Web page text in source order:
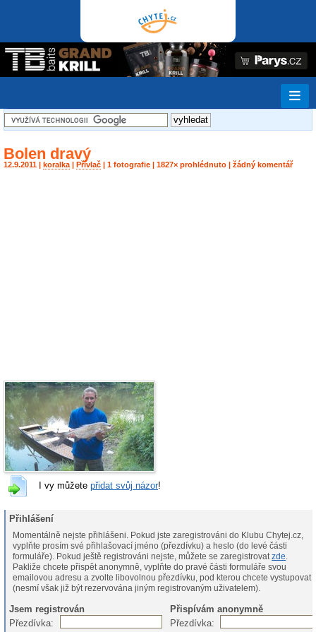
Bolen dravý
12.9.2011 | koralka Přívlač | 1 fotografie | 1827× prohlédnuto | žádný komentář
I vy můžete přidat svůj názor!
Přihlášení
Momentálně nejste přihlášeni. Pokud jste zaregistrováni do Klubu Chytej.cz,
vyplňte prosím své přihlašovací jméno (přezdívku) a heslo (do levé části
formuláře). Pokud ještě registrováni nejste, můžete se zaregistrovatzde.
Pakliže chcete přispět anonymně, vyplňte do pravé části formuláře svou
emailovou adresu a zvolte libovolnou přezdívku, pod kterou chcete vystupovat
(nesmí však již být rezervována jiným registrovaným uživatelem).
Jsem registrován
Přispívám anonymně
Přezdívka:
Přezdívka: